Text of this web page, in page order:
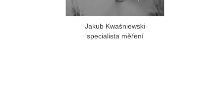
Jakub Kwaśniewski
specialista měření